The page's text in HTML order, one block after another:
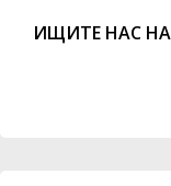
ИЩИТЕ НАС НА